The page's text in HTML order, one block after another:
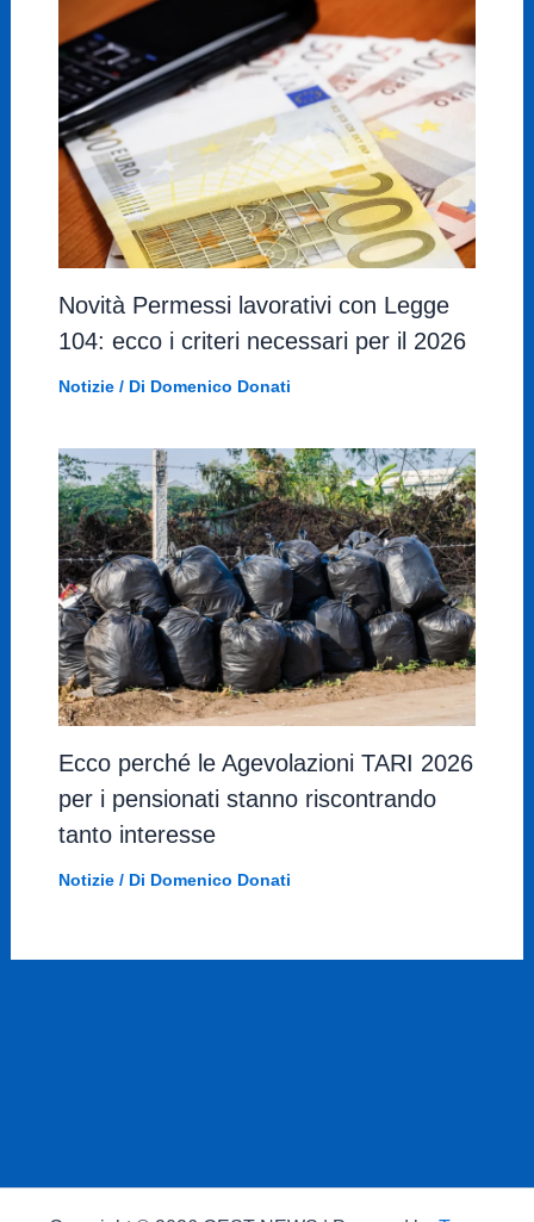
Novità Permessi lavorativi con Legge
104: ecco i criteri necessari per il 2026
Notizie/ Di Domenico Donati
Ecco perché le Agevolazioni TARI 2026
per i pensionati stanno riscontrando
tanto interesse
Notizie/ Di Domenico Donati